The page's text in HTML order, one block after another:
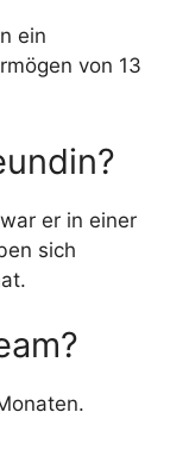
ein
von 13
er in einer
sich